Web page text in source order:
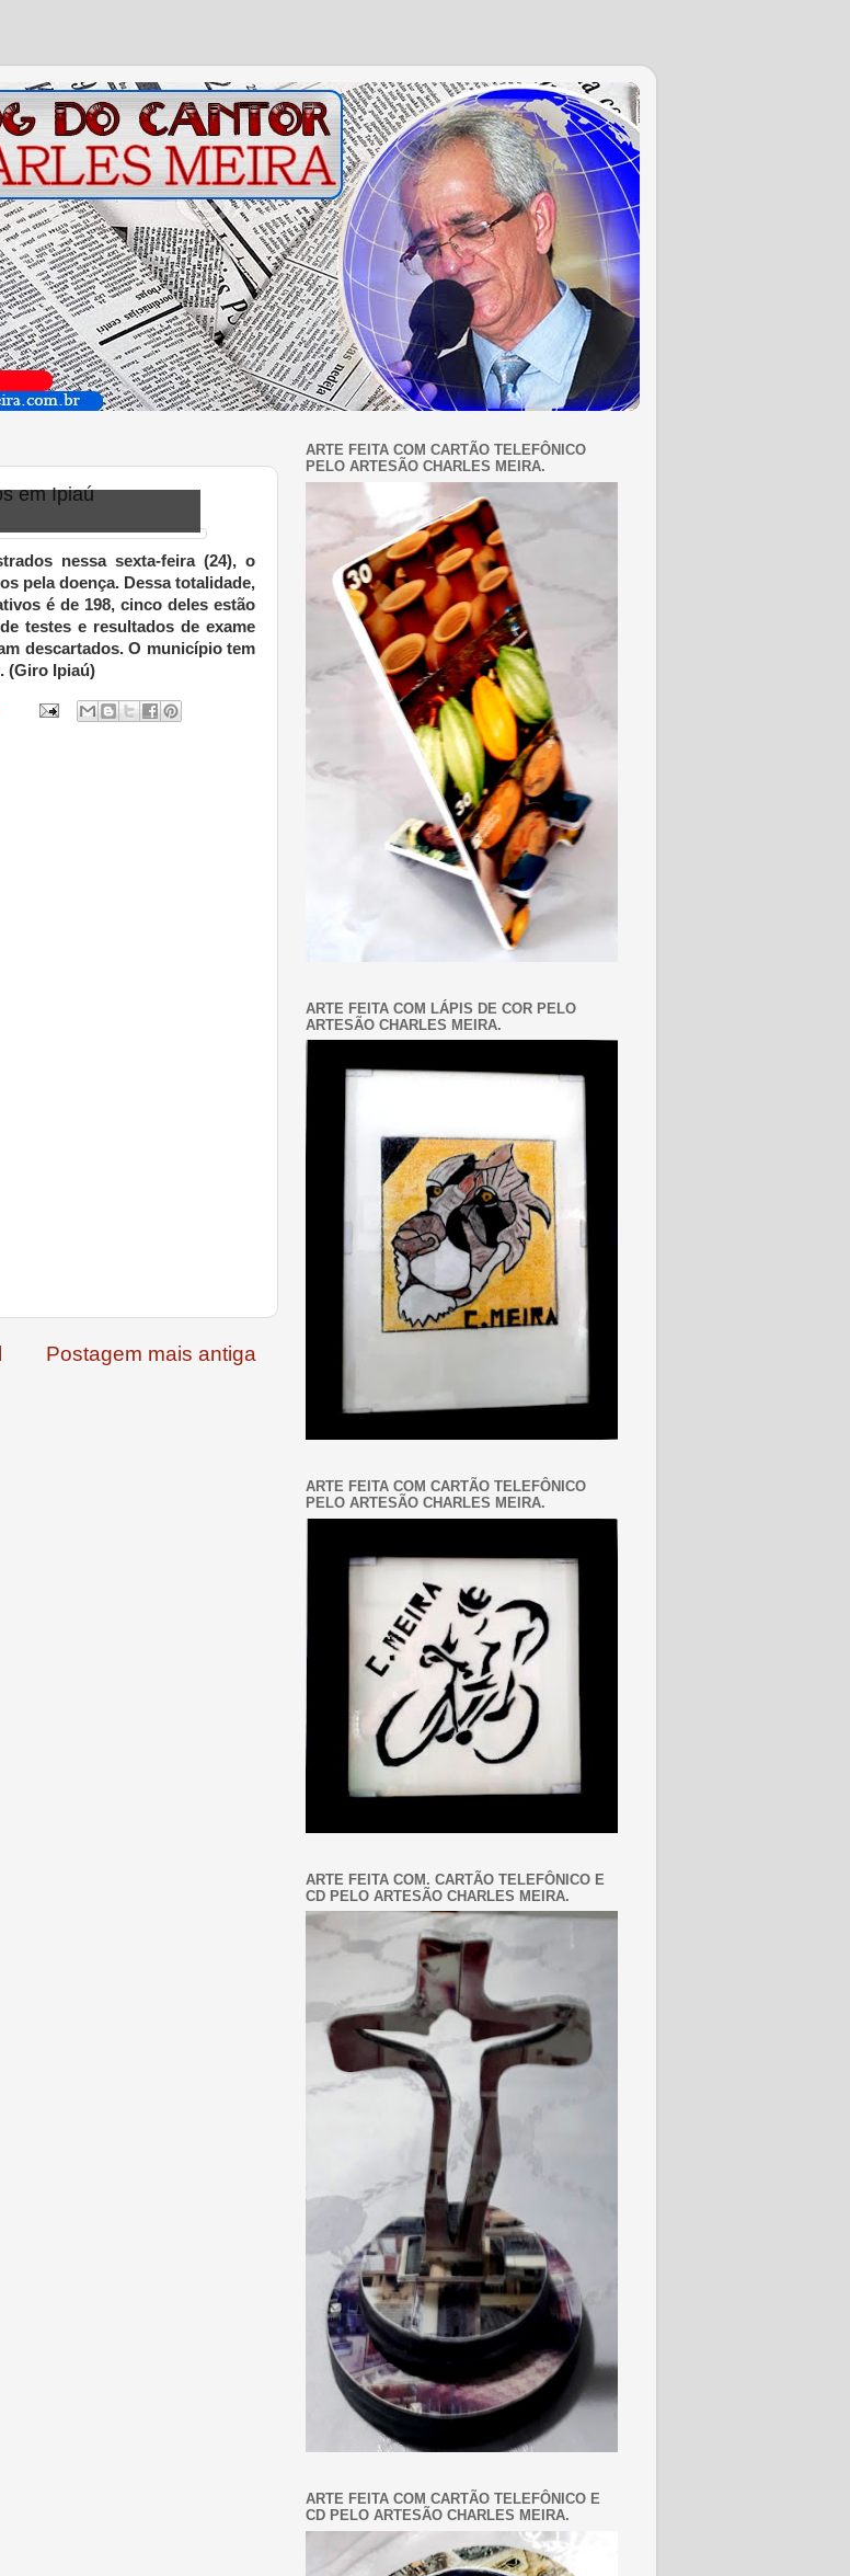
em Ipiaú
nessa sexta-feira (24), o
pela doença. Dessa totalidade,
é de 198, cinco deles estão
testes e resultados de exame
descartados. O município tem
(Giro Ipiaú)
Postagem mais antiga
ARTE FEITA COM CARTÃO TELEFÔNICO
PELO ARTESÃO CHARLES MEIRA.
ARTE FEITA COM LÁPIS DE COR PELO
ARTESÃO CHARLES MEIRA.
ARTE FEITA COM CARTÃO TELEFÔNICO
PELO ARTESÃO CHARLES MEIRA.
ARTE FEITA COM. CARTÃO TELEFÔNICO E
CD PELO ARTESÃO CHARLES MEIRA.
ARTE FEITA COM CARTÃO TELEFÔNICO E
CD PELO ARTESÃO CHARLES MEIRA.